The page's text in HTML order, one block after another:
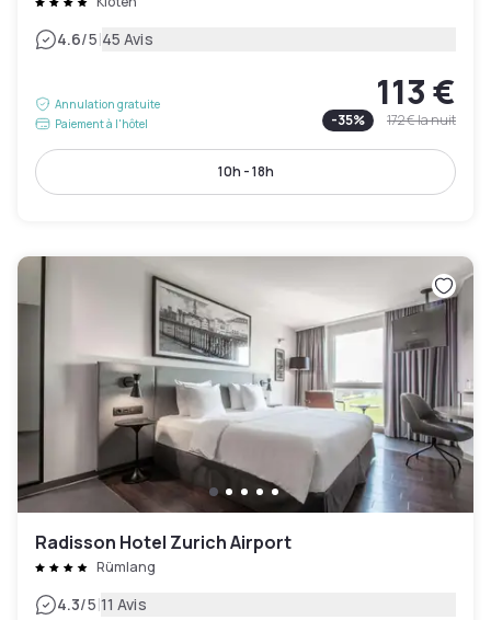
4.6/5|45 Avis
Annulation gratuite
Paiement à l'hôtel
113 €
-35% 172 €la nuit
10h - 18h
Radisson Hotel Zurich Airport
Rümlang
4.3/5|11 Avis